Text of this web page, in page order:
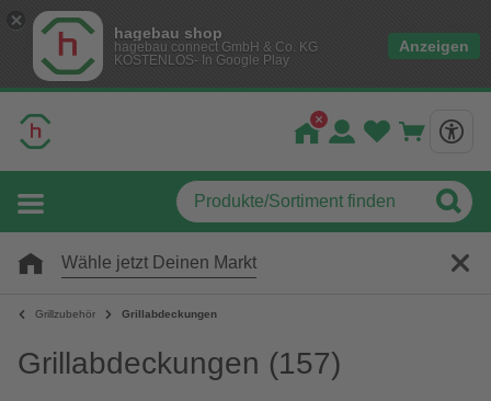
hagebau shop
hagebau connect GmbH & Co. KG
KOSTENLOS- In Google Play
Anzeigen
Wähle jetzt Deinen Markt
Grillzubehör Grillabdeckungen
Grillabdeckungen (157)